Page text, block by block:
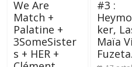
We Are
Match +
Palatine +
3SomeSister
s + HER +
#3 :
ker,
Maïa